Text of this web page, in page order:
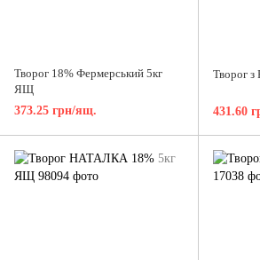
Творог 18% Фермерський 5кг
ЯЩ
373.25 грн/ящ.
Творог
431.60